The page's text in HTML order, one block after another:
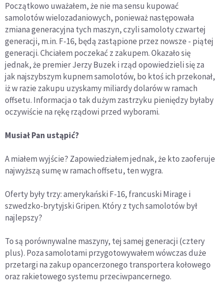
Początkowo uważałem, że nie ma sensu kupować
samolotów wielozadaniowych, ponieważ następowała
zmiana generacyjna tych maszyn, czyli samoloty czwartej
generacji, m.in. F-16, będą zastąpione przez nowsze - piątej
generacji. Chciałem poczekać z zakupem. Okazało się
jednak, że premier Jerzy Buzek i rząd opowiedzieli się za
jak najszybszym kupnem samolotów, bo ktoś ich przekonał,
iż w razie zakupu uzyskamy miliardy dolarów w ramach
offsetu. Informacja o tak dużym zastrzyku pieniędzy byłaby
oczywiście na rękę rządowi przed wyborami.
Musiał Pan ustąpić?
A miałem wyjście? Zapowiedziałem jednak, że kto zaoferuje
najwyższą sumę w ramach offsetu, ten wygra.
Oferty były trzy: amerykański F-16, francuski Mirage i
szwedzko-brytyjski Gripen. Który z tych samolotów był
najlepszy?
To są porównywalne maszyny, tej samej generacji (cztery
plus). Poza samolotami przygotowywałem wówczas duże
przetargi na zakup opancerzonego transportera kołowego
oraz rakietowego systemu przeciwpancernego.